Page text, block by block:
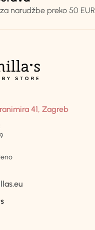
narudžbe preko 50 EUR
41, Zagreb